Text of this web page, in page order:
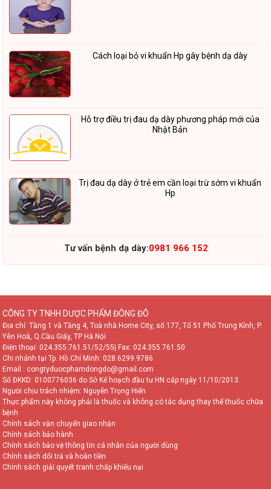
Cách loại bỏ vi khuẩn Hp gây bệnh dạ dày
Hỗ trợ điều trị đau dạ dày phương pháp mới của
Nhật Bản
Trị đau dạ dày ở trẻ em cần loại trừ sớm vi khuẩn
Hp
Tư vấn bệnh dạ dày:0981 966 152
CÔNG TY TNHH DƯỢC PHẨM ĐÔNG ĐÔ
Địa chỉ: Tầng 1 và Tầng 4, Toà nhà Home City, số 177, Tổ 51 Phố Trung Kính, P.
Yên Hoà, Q.Cầu Giấy, TP Hà Nội
Điện thoại: 024.355.761.51/52/55
| Fax: 024.355.761.50
Chi nhánh tại Tp. Hồ Chí Minh: 028.6299.9786
Email : congtyduocphamdongdo@gmail.com
Số ĐKKD: 0100776036 do Sở Kế hoạch đầu tư HN cấp ngày 11/10/2013.
Người chịu trách nhiệm: Nguyễn Trọng Hiển
Thực phẩm này không phải là thuốc và không có tác dụng thay thế thuốc chữa
bệnh
Chính sách vận chuyển giao nhận
Chính sách bảo hành
Chính sách bảo vệ thông tin cá nhân của người dùng
Chính sách đổi trả và hoàn tiền
Chính sách giải quyết tranh chấp khiếu nại